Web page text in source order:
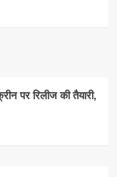
पर रिलीज की तैयारी,